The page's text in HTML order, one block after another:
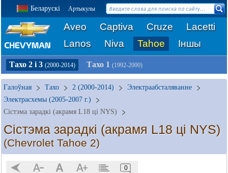
Беларускі Артыкулы
Aveo Captiva Cruze
Lacetti
Lanos
Niva Tahoe Іншы
Тахо 2 і 3 (2000-2014) Тахо 1 (1992-2000)
Галоўная Тахо 2 (2000-2014)
Электраабсталяванне
Электрасхемы (2005-2007 г.)
Сістэма зарадкі (акрамя L18 ці NYS)
Сістэма зарадкі (акрамя L18 ці NYS)
(Chevrolet Tahoe 2)
0